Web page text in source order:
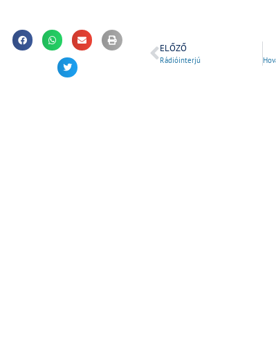
ELŐZŐ
Rádióinterjú